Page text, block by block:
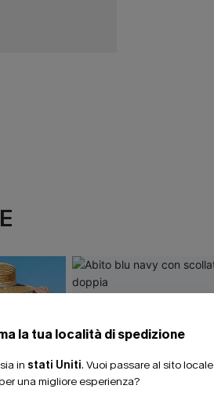
la tua località di spedizione
in stati Uniti. Vuoi passare al sito locale
una migliore esperienza?